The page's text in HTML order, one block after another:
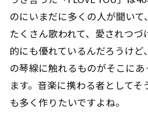
のにいまだに多くの人が聞いて
たくさん歌われて、愛されつづ
的にも優れているんだろうけど
の琴線に触れるものがそこに
ます。音楽に携わる者としてそ
も多く作りたいですよね。